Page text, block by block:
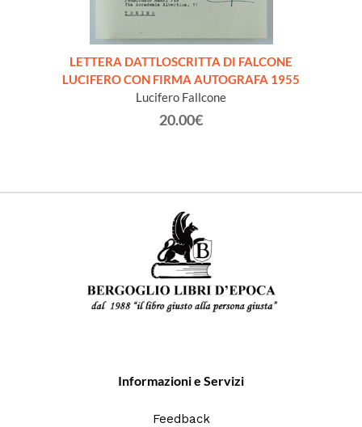
LETTERA DATTLOSCRITTA DI FALCONE
LUCIFERO CON FIRMA AUTOGRAFA 1955
Lucifero Fallcone
20.00€
Informazioni e Servizi
Feedback